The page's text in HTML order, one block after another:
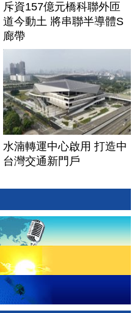
斥資157億元橋科聯外匝
道今動土 將串聯半導體S
廊帶
水湳轉運中心啟用 打造中
台灣交通新門戶